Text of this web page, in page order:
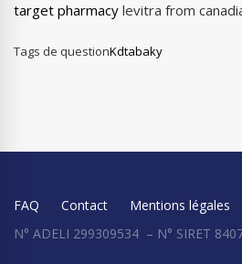
target pharmacy levitra from
Tags de questionKdtabaky
FAQ Contact Mentions légales
N° ADELI 299309534 – N° SIRET